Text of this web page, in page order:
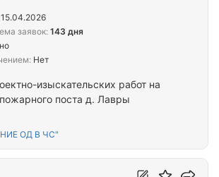
изыскательских работ на
поста д. Лавры
ОД В ЧС"
15.04.2026
заявок: 143 дня
Нет